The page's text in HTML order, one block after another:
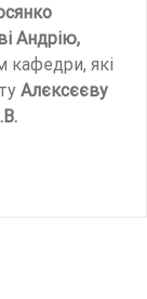
Андрію,
кафедри, які
Алєксєєву